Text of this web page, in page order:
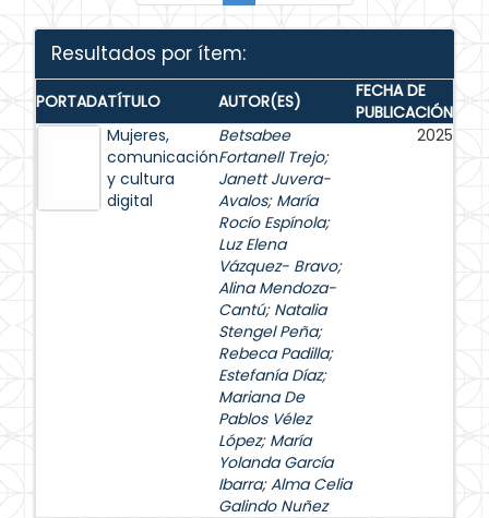
Resultados por ítem:
PORTADATÍTULO AUTOR(ES)
FECHA DE
PUBLICACIÓN
Mujeres,
comunicación
y cultura
digital
Betsabee
Fortanell Trejo;
Janett Juvera-
Avalos; María
Rocío Espínola;
Luz Elena
Vázquez- Bravo;
Alina Mendoza-
Cantú; Natalia
Stengel Peña;
Rebeca Padilla;
Estefanía Díaz;
Mariana De
Pablos Vélez
López; María
Yolanda García
Ibarra;Alma Celia
Galindo Nuñez
2025